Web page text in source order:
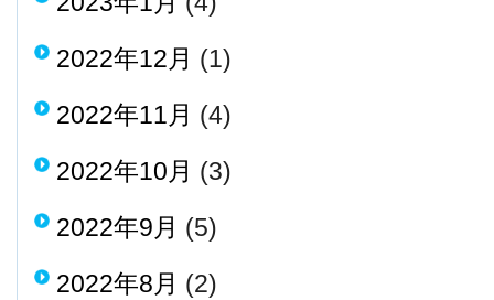
2022年12月 (1)
2022年11月 (4)
2022年10月 (3)
2022年9月 (5)
2022年8月 (2)